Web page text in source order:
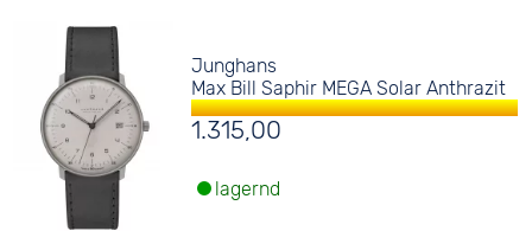
Junghans
Max Bill Saphir MEGA Solar Anthrazit
1.315,00
lagernd